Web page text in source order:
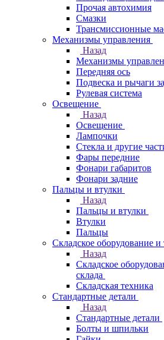
Прочая автохимия
Смазки
Трансмиссионные
Механизмы управления
Назад
Механизмы
Передняя ось
Подвеска и рычаги
Рулевая система
Освещение
Назад
Освещение
Лампочки
Стекла и другие
Фары передние
Фонари габаритов
Фонари задние
Пальцы и втулки
Назад
Пальцы и втулки
Втулки
Пальцы
Складское оборудование и
Назад
Складское
склада
Складская техника
Стандартные детали
Назад
Стандартные детали
Болты и шпильки